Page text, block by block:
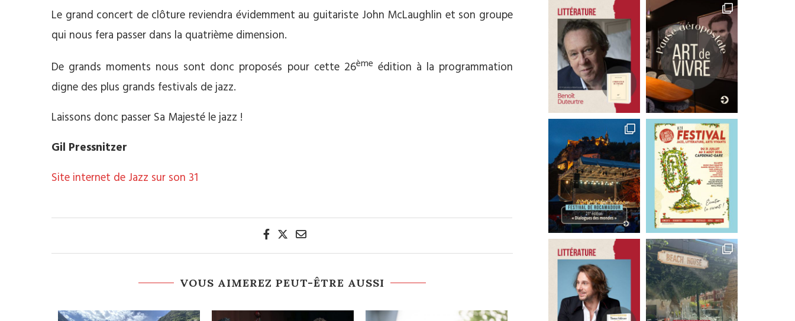
Le grand concert de clôture reviendra évidemment au guitariste John McLaughlin et son groupe
qui nous fera passer dans la quatrième dimension.
De grands moments nous sont donc proposés pour cette 26ème édition à la programmation
digne des plus grands festivals de jazz.
Laissons donc passer Sa Majesté le jazz !
Gil Pressnitzer
Site internet de Jazz sur son 31
VOUS AIMEREZ PEUT-ÊTRE AUSSI